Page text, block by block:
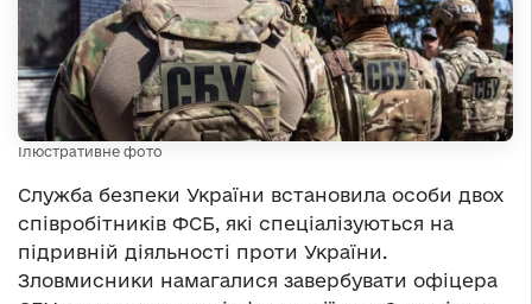
Ілюстративне фото
Служба безпеки України встановила особи двох
співробітників ФСБ, які спеціалізуються на
підривній діяльності проти України.
Зловмисники намагалися завербувати офіцера